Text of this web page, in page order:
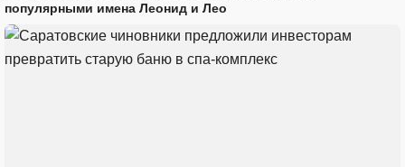
популярными имена Леонид и Лео